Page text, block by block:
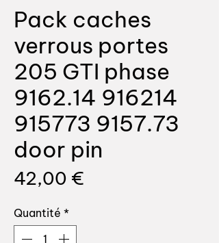
Pack caches
verrous portes
205 GTI phase
9162.14 916214
915773 9157.73
door pin
42,00 €
Quantité *